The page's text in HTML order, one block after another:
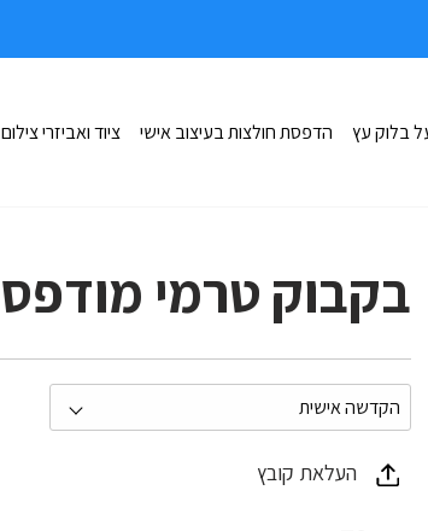
בלוק עץ הדפסת חולצות בעיצוב אישי ציוד ואביזרי צילום
בקבוק טרמי מודפס
העלאת קובץ